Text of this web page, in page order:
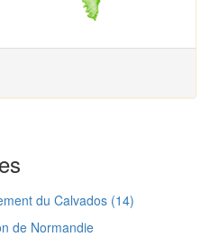
du Calvados (14)
de Normandie